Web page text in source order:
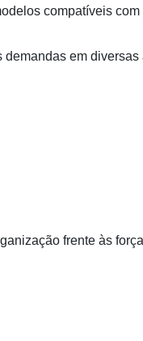
compatíveis com
em
frente às